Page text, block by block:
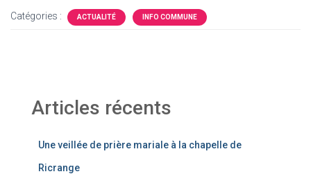
Catégories : ACTUALITÉ INFO COMMUNE
Articles récents
Une veillée de prière mariale à la chapelle de
Ricrange